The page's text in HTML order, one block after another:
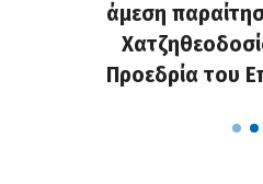
άμεση
Προεδρία του